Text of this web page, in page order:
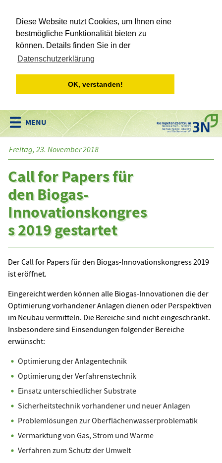
Diese Website nutzt Cookies, um Ihnen eine
bestmögliche Funktionalität bieten zu
können. Details finden Sie in der
Datenschutzerklärung
OK, verstanden!
Kompetenzzentrum
Niedersachsen • Netzwerk
Nachwachsende Rohstoffe
und Bioökonomie e.V.
Freitag, 23. November 2018
Call for Papers für
den Biogas-
Innovationskongres
s 2019 gestartet
Der Call for Papers für den Biogas-Innovationskongress 2019
ist eröffnet.
Eingereicht werden können alle Biogas-Innovationen die der
Optimierung vorhandener Anlagen dienen oder Perspektiven
im Neubau vermitteln. Die Bereiche sind nicht eingeschränkt.
Insbesondere sind Einsendungen folgender Bereiche
erwünscht:
Optimierung der Anlagentechnik
Optimierung der Verfahrenstechnik
Einsatz unterschiedlicher Substrate
Sicherheitstechnik vorhandener und neuer Anlagen
Problemlösungen zur Oberflächenwasserproblematik
Vermarktung von Gas, Strom und Wärme
Verfahren zum Schutz der Umwelt